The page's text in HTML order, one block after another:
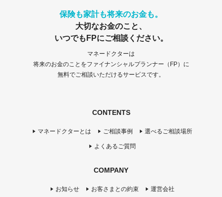
保険も家計も将来のお金も。
大切なお金のこと、
いつでもFPにご相談ください。
マネードクターは
将来のお金のことをファイナンシャルプランナー（FP）に
無料でご相談いただけるサービスです。
CONTENTS
マネードクターとは ご相談事例 選べるご相談場所
よくあるご質問
COMPANY
お知らせ お客さまとの約束 運営会社